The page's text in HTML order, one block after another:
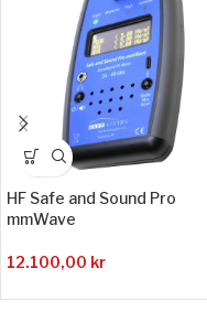
HF Safe and Sound Pro
mmWave
12.100,00 kr